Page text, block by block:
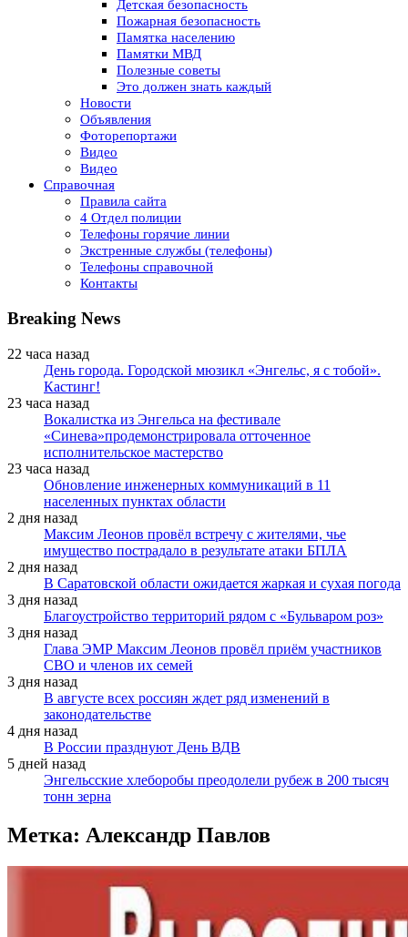
Детская безопасность
Пожарная безопасность
Памятка населению
Памятки МВД
Полезные советы
Это должен знать каждый
Новости
Объявления
Фоторепортажи
Видео
Видео
Справочная
Правила сайта
4 Отдел полиции
Телефоны горячие линии
Экстренные службы (телефоны)
Телефоны справочной
Контакты
Breaking News
22 часа назад
День города. Городской мюзикл «Энгельс, я с тобой».
Кастинг!
23 часа назад
Вокалистка из Энгельса на фестивале
«Синева»продемонстрировала отточенное
исполнительское мастерство
23 часа назад
Обновление инженерных коммуникаций в 11
населенных пунктах области
2 дня назад
Максим Леонов провёл встречу с жителями, чье
имущество пострадало в результате атаки БПЛА
2 дня назад
В Саратовской области ожидается жаркая и сухая погода
3 дня назад
Благоустройство территорий рядом с «Бульваром роз»
3 дня назад
Глава ЭМР Максим Леонов провёл приём участников
СВО и членов их семей
3 дня назад
В августе всех россиян ждет ряд изменений в
законодательстве
4 дня назад
В России празднуют День ВДВ
5 дней назад
Энгельсские хлеборобы преодолели рубеж в 200 тысяч
тонн зерна
Метка: Александр Павлов